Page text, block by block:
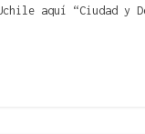
aquí “Ciudad y